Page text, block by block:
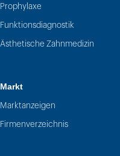
Prophylaxe
Funktionsdiagnostik
Ästhetische Zahnmedizin
Markt
Marktanzeigen
Firmenverzeichnis